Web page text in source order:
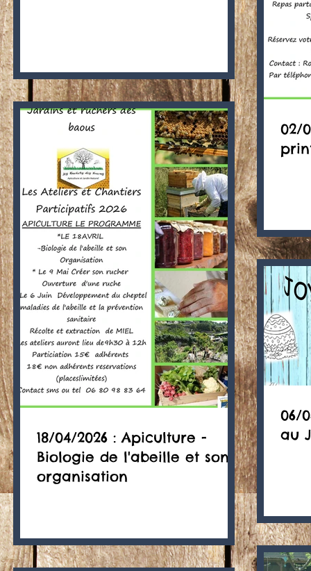
02/
18/04/2026 : Apiculture -
Biologie de l'abeille et son
organisation
06/
au